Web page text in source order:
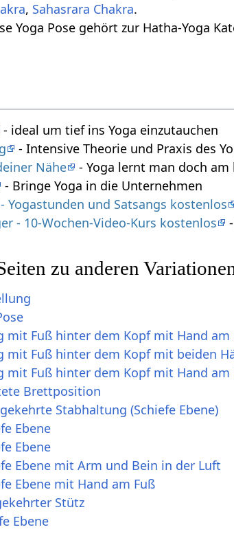
, Sahasrara Chakra.
Yoga Pose gehört zur Hatha-Yoga
- ideal um tief ins Yoga einzutauchen
- Intensive Theorie und Praxis des
Nähe
- Yoga lernt man doch
- Bringe Yoga in die Unternehmen
Yogastunden und Satsangs kostenlos
- 10-Wochen-Video-Kurs kostenlos
zu anderen
mit Fuß hinter dem Kopf mit Hand am
mit Fuß hinter dem Kopf mit beiden
mit Fuß hinter dem Kopf mit Hand am
Brettposition
Stabhaltung (Schiefe Ebene)
Ebene
Ebene
Ebene mit Arm und Bein in der Luft
Ebene mit Hand am Fuß
Stütz
Ebene